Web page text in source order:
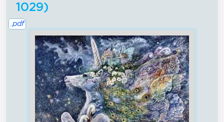
1029)
.pdf